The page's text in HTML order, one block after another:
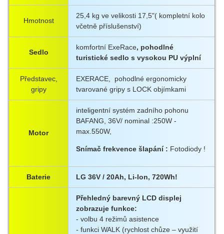
Hmotnost
25,4 kg ve velikosti 17,5"( kompletní kolo
včetně příslušenství)
Sedlo
komfortní ExeRace, pohodlné
turistické sedlo s vysokou PU výplní
Představec,
gripy
EXERACE, pohodlné ergonomicky
tvarované gripy s LOCK objímkami
Motor
inteligentní systém zadního pohonu
BAFANG, 36V/ nominal :250W -
max.550W,
Snímač frekvence šlapání : Fotodiody !
Baterie LG 36V / 20Ah, Li-Ion, 720Wh!
Přehledný barevný LCD displej
zobrazuje funkce:
- volbu 4 režimů asistence
- funkci WALK (rychlost chůze – využití